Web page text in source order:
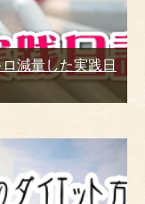
減量した実践日